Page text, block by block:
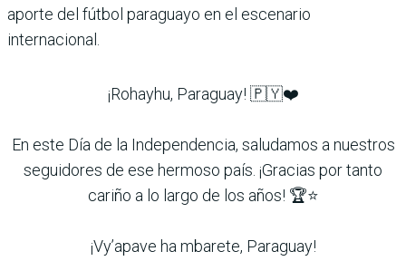
aporte del fútbol paraguayo en el escenario
internacional.
¡Rohayhu, Paraguay! 🇵🇾❤️
En este Día de la Independencia, saludamos a nuestros
seguidores de ese hermoso país. ¡Gracias por tanto
cariño a lo largo de los años! 🏆⭐
¡Vy’apave ha mbarete, Paraguay!